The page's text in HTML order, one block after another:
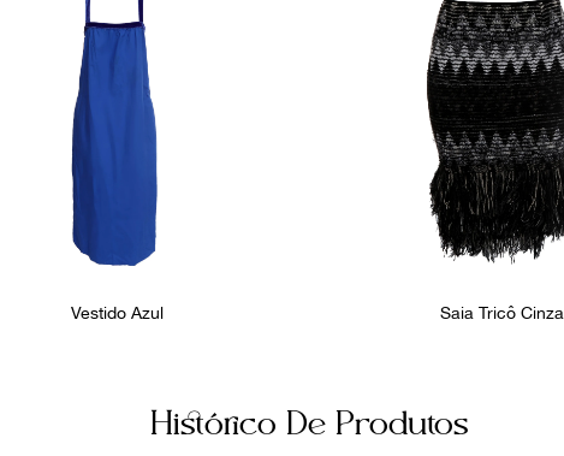
Vestido Azul Saia Tricô Cinza
Histórico De Produtos